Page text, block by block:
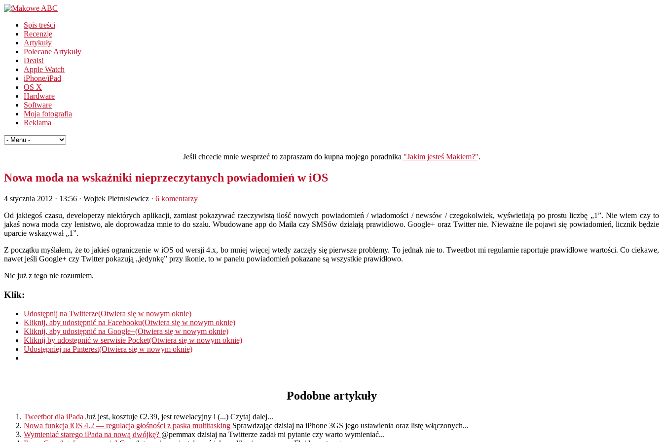
Spis treści
Recenzje
Artykuły
Polecane Artykuły
Deals!
Apple Watch
iPhone/iPad
OS X
Hardware
Software
Moja fotografia
Reklama
Jeśli chcecie mnie wesprzeć to zapraszam do kupna mojego poradnika "Jakim jesteś Makiem?".
Nowa moda na wskaźniki nieprzeczytanych powiadomień w iOS
4 stycznia 2012 · 13:56 · Wojtek Pietrusiewicz · 6 komentarzy
Od jakiegoś czasu, developerzy niektórych aplikacji, zamiast pokazywać rzeczywistą ilość nowych powiadomień / wiadomości / newsów / czegokolwiek, wyświetlają po prostu liczbę „1”. Nie wiem czy to
jakaś nowa moda czy lenistwo, ale doprowadza mnie to do szału. Wbudowane app do Maila czy SMSów działają prawidłowo. Google+ oraz Twitter nie. Nieważne ile pojawi się powiadomień, licznik będzie
uparcie wskazywał „1”.
Z początku myślałem, że to jakieś ograniczenie w iOS od wersji 4.x, bo mniej więcej wtedy zaczęły się pierwsze problemy. To jednak nie to. Tweetbot mi regularnie raportuje prawidłowe wartości. Co ciekawe,
nawet jeśli Google+ czy Twitter pokazują „jedynkę” przy ikonie, to w panelu powiadomień pokazane są wszystkie prawidłowo.
Nic już z tego nie rozumiem.
Klik:
Udostępnij na Twitterze(Otwiera się w nowym oknie)
Kliknij, aby udostępnić na Facebooku(Otwiera się w nowym oknie)
Kliknij, aby udostępnić na Google+(Otwiera się w nowym oknie)
Kliknij by udostępnić w serwisie Pocket(Otwiera się w nowym oknie)
Udostępniej na Pinterest(Otwiera się w nowym oknie)
Podobne artykuły
Tweetbot dla iPada Już jest, kosztuje €2.39, jest rewelacyjny i (...) Czytaj dalej...
Nowa funkcja iOS 4.2 — regulacja głośności z paska multitasking Sprawdzając dzisiaj na iPhone 3GS jego ustawienia oraz listę włączonych...
Wymieniać starego iPada na nową dwójkę? @pemmax dzisiaj na Twitterze zadał mi pytanie czy warto wymieniać...